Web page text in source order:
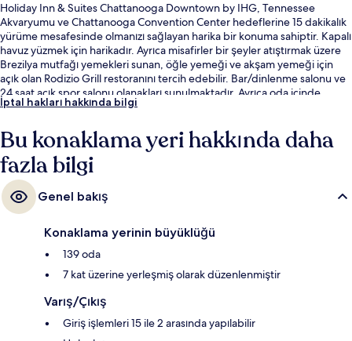
Holiday Inn & Suites Chattanooga Downtown by IHG, Tennessee
Akvaryumu ve Chattanooga Convention Center hedeflerine 15 dakikalık
yürüme mesafesinde olmanızı sağlayan harika bir konuma sahiptir. Kapalı
havuz yüzmek için harikadır. Ayrıca misafirler bir şeyler atıştırmak üzere
Brezilya mutfağı yemekleri sunan, öğle yemeği ve akşam yemeği için
açık olan Rodizio Grill restoranını tercih edebilir. Bar/dinlenme salonu ve
24 saat açık spor salonu olanakları sunulmaktadır. Ayrıca oda içinde
buzdolabı ve mikrodalga fırın gibi kolaylıklar mevcuttur. Yardıma hazır
İptal hakları hakkında bilgi
Bu konaklama yeri hakkında daha
fazla bilgi
Genel bakış
Konaklama yerinin büyüklüğü
139 oda
7 kat üzerine yerleşmiş olarak düzenlenmiştir
Varış/Çıkış
Giriş işlemleri 15 ile 2 arasında yapılabilir